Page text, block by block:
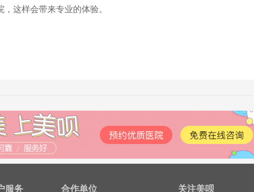
这样会带来专业的体验。
服务 合作单位 关注美呗